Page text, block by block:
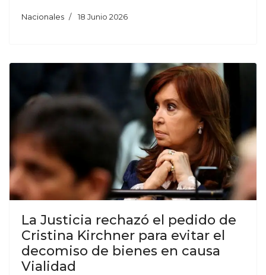
Nacionales 18 Junio 2026
La Justicia rechazó el pedido de
Cristina Kirchner para evitar el
decomiso de bienes en causa
Vialidad